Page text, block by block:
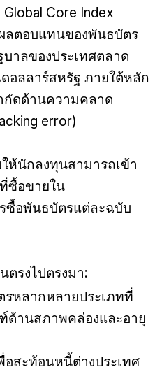
Core Index
ลตอบแทนของพันธบัตร
าลของประเทศตลาด
อลลาร์สหรัฐ ภายใต้หลัก
ดด้านความคลาด
error)
ห้นักลงทุนสามารถเข้า
ซื้อขายใน
ซื้อพันธบัตรแต่ละฉบับ
ตรงไปตรงมา:
รหลากหลายประเภทที่
ด้านสภาพคล่องและอายุ
สะท้อนหนี้ต่างประเทศ